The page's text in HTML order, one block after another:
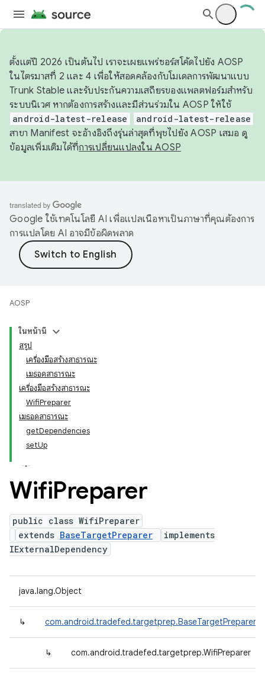
ตั้งแต่ปี 2026 เป็นต้นไป เราจะเผยแพร่ซอร์สโค้ดไปยัง AOSP
ในไตรมาสที่ 2 และ 4 เพื่อให้สอดคล้องกับโมเดลการพัฒนาแบบ
Trunk Stable และรับประกันความเสถียรของแพลตฟอร์มสำหรับ
ระบบนิเวศ หากต้องการสร้างและมีส่วนร่วมใน AOSP ให้ใช้
android-latest-release android-latest-release
สาขา Manifest จะอ้างอิงถึงรุ่นล่าสุดที่พุชไปยัง AOSP เสมอ ดู
ข้อมูลเพิ่มเติมได้ที่การเปลี่ยนแปลงใน AOSP
Google ใช้เทคโนโลยี AI เพื่อแปลเนื้อหาเป็นภาษาที่คุณต้องการ
การแปลโดย AI อาจมีข้อผิดพลาด
AOSP
ในหน้านี้
สรุป
เครื่องมือสร้างสาธารณะ
เมธอดสาธารณะ
เครื่องมือสร้างสาธารณะ
WifiPreparer
เมธอดสาธารณะ
getDependencies
setUp
WifiPreparer
public class WifiPreparer
extends BaseTargetPreparer
implements
IExternalDependency
java.lang.Object
↳ com.android.tradefed.targetprep.BaseTargetPreparer
↳ com.android.tradefed.targetprep.WifiPreparer